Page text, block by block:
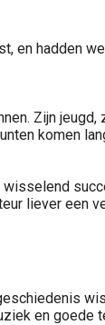
en hadden
Zijn jeugd,
komen
liever een
en goede